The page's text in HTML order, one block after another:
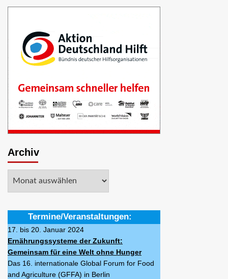
Archiv
Termine/Veranstaltungen:
17. bis 20. Januar 2024
Ernährungssysteme der Zukunft:
Gemeinsam für eine Welt ohne Hunger
Das 16. internationale Global Forum for Food
and Agriculture (GFFA) in Berlin